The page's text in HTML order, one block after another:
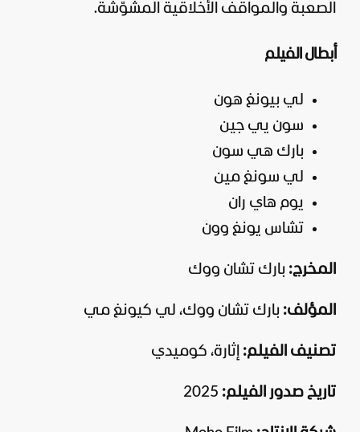
الصعبة والمواقف الأخلاقية المشوّشة.
أبطال الفيلم
لي بيونغ هون
سون يي جين
بارك هي سون
لي سونغ مين
يوم هاي ران
تشاس يونغ وون
المخرج: بارك تشان ووك
المؤلف: بارك تشان ووك، لي كيونغ مي
تصنيف الفيلم: إثارة، كوميدي
تاريخ صدور الفيلم: